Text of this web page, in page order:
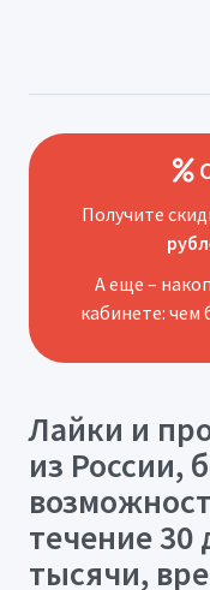
Получите
А еще –
кабинете: чем
Лайки и
из России,
течение 30
тысячи,